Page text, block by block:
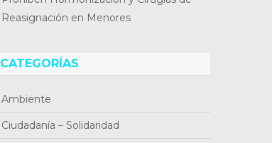
Reasignación en Menores
CATEGORÍAS
Ambiente
Ciudadanía – Solidaridad